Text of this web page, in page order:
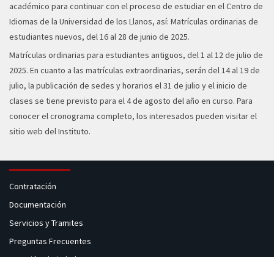
académico para continuar con el proceso de estudiar en el Centro de
Idiomas de la Universidad de los Llanos, así: Matrículas ordinarias de
estudiantes nuevos, del 16 al 28 de junio de 2025.
Matrículas ordinarias para estudiantes antiguos, del 1 al 12 de julio de
2025. En cuanto a las matrículas extraordinarias, serán del 14 al 19 de
julio, la publicación de sedes y horarios el 31 de julio y el inicio de
clases se tiene previsto para el 4 de agosto del año en curso. Para
conocer el cronograma completo, los interesados pueden visitar el
sitio web del Instituto.
Contratación
Documentación
Servicios y Tramites
Preguntas Frecuentes